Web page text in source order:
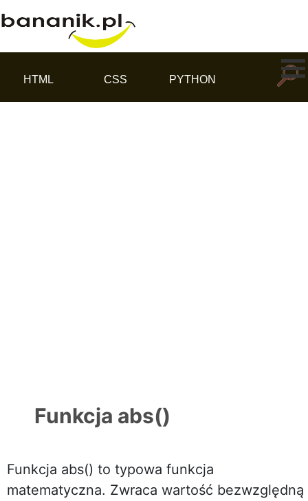
HTML CSS PYTHON
Funkcja abs()
Funkcja abs() to typowa funkcja
matematyczna. Zwraca wartość bezwzględną